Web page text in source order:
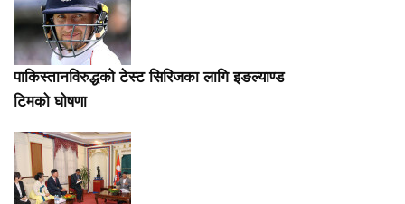
पाकिस्तानविरुद्धको टेस्ट सिरिजका लागि इङल्याण्ड
टिमको घोषणा